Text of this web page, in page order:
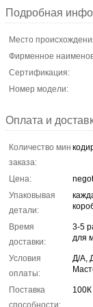
Подробная
Место
Фирменное
Сертификация:
Номер модели:
Оплата и
Количество мин
заказа:
Цена:
Упаковывая
детали:
Время
доставки:
3-5
для
Условия
оплаты:
Д/А,
Поставка
способности:
100К